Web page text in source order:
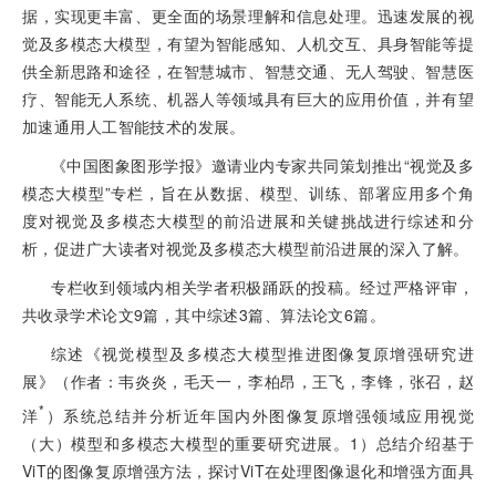
据，实现更丰富、更全面的场景理解和信息处理。迅速发展的视
觉及多模态大模型，有望为智能感知、人机交互、具身智能等提
供全新思路和途径，在智慧城市、智慧交通、无人驾驶、智慧医
疗、智能无人系统、机器人等领域具有巨大的应用价值，并有望
加速通用人工智能技术的发展。
《中国图象图形学报》邀请业内专家共同策划推出“视觉及多
模态大模型”专栏，旨在从数据、模型、训练、部署应用多个角
度对视觉及多模态大模型的前沿进展和关键挑战进行综述和分
析，促进广大读者对视觉及多模态大模型前沿进展的深入了解。
专栏收到领域内相关学者积极踊跃的投稿。经过严格评审，
共收录学术论文9篇，其中综述3篇、算法论文6篇。
综述《视觉模型及多模态大模型推进图像复原增强研究进
展》（作者：韦炎炎，毛天一，李柏昂，王飞，李锋，张召，赵
洋* ）系统总结并分析近年国内外图像复原增强领域应用视觉
（大）模型和多模态大模型的重要研究进展。1）总结介绍基于
ViT的图像复原增强方法，探讨ViT在处理图像退化和增强方面具